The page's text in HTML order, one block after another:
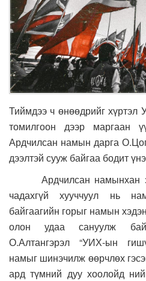
Тиймдээ ч өнөөдрийг
томилгоон дээр маргаан
Ардчилсан намын дарга
дээлтэй сууж байгаа бодит
Ардчилсан намынхан
чадахгүй хууччуул нь
байгаагийн горыг намын
олон удаа сануулж
О.Алтангэрэл “УИХ-ын
намыг шинэчилж өөрчлөх
ард түмний дуу хоолойд